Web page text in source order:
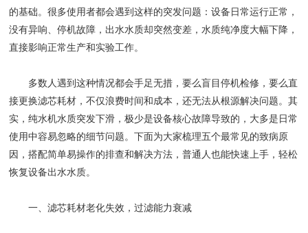
的基础。很多使用者都会遇到这样的突发问题：设备日常运行正常，
没有异响、停机故障，出水水质却突然变差，水质纯净度大幅下降，
直接影响正常生产和实验工作。
多数人遇到这种情况都会手足无措，要么盲目停机检修，要么直
接更换滤芯耗材，不仅浪费时间和成本，还无法从根源解决问题。其
实，纯水机水质突发下滑，极少是设备核心故障导致的，大多是日常
使用中容易忽略的细节问题。下面为大家梳理五个最常见的致病原
因，搭配简单易操作的排查和解决方法，普通人也能快速上手，轻松
恢复设备出水水质。
一、滤芯耗材老化失效，过滤能力衰减